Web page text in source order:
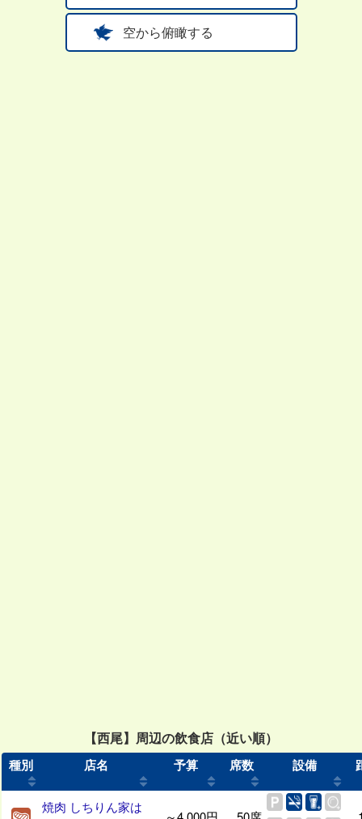
空から俯瞰する
【西尾】周辺の飲食店（近い順）
種別 店名 予算 席数 設備
焼肉 しちりん家は